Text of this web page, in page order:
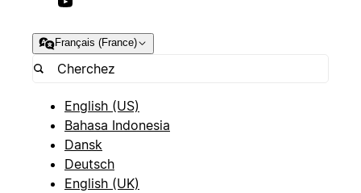
Français (France)
English (US)
Bahasa Indonesia
Dansk
Deutsch
English (UK)